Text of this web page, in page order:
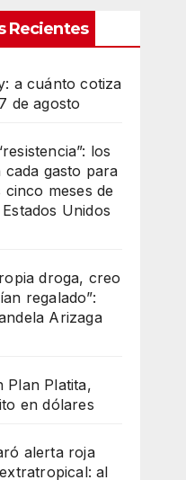
Recientes
a cuánto cotiza
de agosto
los
cada gasto para
meses de
Unidos
droga, creo
regalado”:
Arizaga
Plan Platita,
en dólares
alerta roja
al